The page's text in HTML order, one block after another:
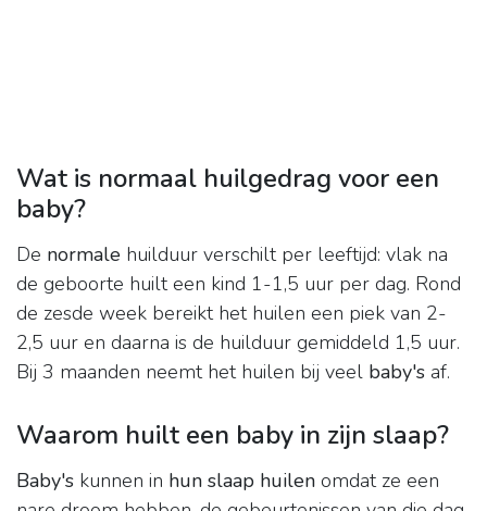
Wat is normaal huilgedrag voor een
baby?
De normale huilduur verschilt per leeftijd: vlak na
de geboorte huilt een kind 1-1,5 uur per dag. Rond
de zesde week bereikt het huilen een piek van 2-
2,5 uur en daarna is de huilduur gemiddeld 1,5 uur.
Bij 3 maanden neemt het huilen bij veel baby's af.
Waarom huilt een baby in zijn slaap?
Baby's kunnen in hun slaap huilen omdat ze een